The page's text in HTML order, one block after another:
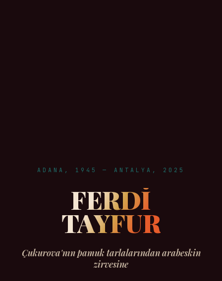
ADANA, 1945 — ANTALYA, 2025
FERDİ
TAYFUR
Çukurova'nın pamuk tarlalarından arabeskin
zirvesine